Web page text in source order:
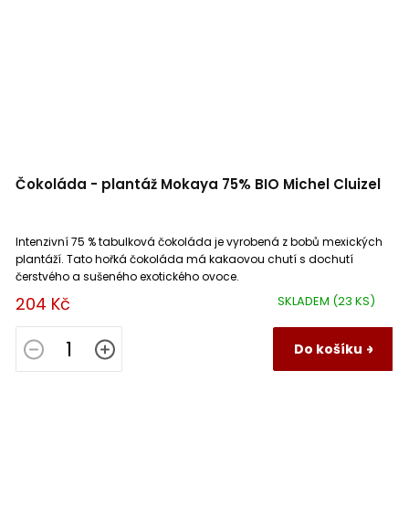
Čokoláda - plantáž Mokaya 75% BIO Michel Cluizel
SKLADEM (23 KS)
204 Kč
Do košíku
Intenzivní 75 % tabulková čokoláda je vyrobená z bobů mexických
plantáží. Tato hořká čokoláda má kakaovou chutí s dochutí
čerstvého a sušeného exotického ovoce.